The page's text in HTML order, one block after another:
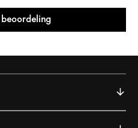
beoordeling